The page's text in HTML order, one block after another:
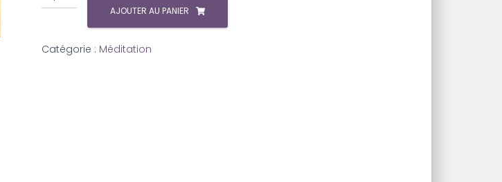
AJOUTER AU PANIER
Catégorie : Méditation